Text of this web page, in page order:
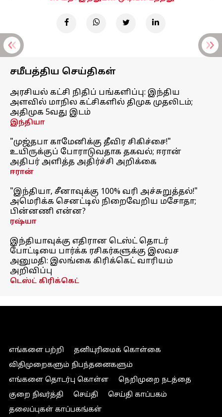
சமீபத்திய செய்திகள்
அரசியல் கட்சி நிதிப் பங்களிப்பு: இந்திய
அளவில் மாநில கட்சிகளில் திமுக முதலிடம்;
அதிமுக 5வது இடம்
இந்தியா
"முஜ்தபா காமேனிக்கு தீவிர சிகிச்சை!"
உயிருக்குப் போராடுவதாக தகவல்; ஈரான்
அதிபர் அளித்த அதிர்ச்சி அறிக்கை
ஈரான்
"இந்தியா, சீனாவுக்கு 100% வரி அச்சுறுத்தல்!"
அமெரிக்க செனட்டில் நிறைவேறிய மசோதா;
பின்னணி என்ன?
ரஷ்யா
இந்தியாவுக்கு எதிரான டெஸ்ட் தொடர்
போட்டியை பார்க்க ரசிகர்களுக்கு இலவச
அனுமதி: இலங்கை கிரிக்கெட் வாரியம்
அறிவிப்பு
டெஸ்ட் கிரிக்கெட்
எங்களை பற்றி
தனியுரிமைக் கொள்கை
விதிமுறைகளும் நிபந்தனைகளும்
எங்களை தொடர்பு கொள்ள
நெறிமுறை நடத்தை
குறை நிவர்த்தி
செய்தி
செய்தி காப்பகம்
தலைப்புகள் காப்பகங்கள்